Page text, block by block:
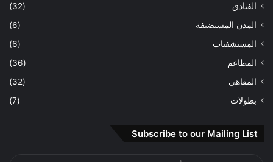
الفنادق
(32)
المدن المستضيفة
(6)
المستشفيات
(6)
المطاعم
(36)
المقاهي
(32)
بطولات
(7)
Subscribe to our Mailing List